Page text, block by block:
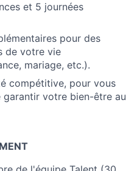
et 5 journées
pour des
de votre vie
mariage, etc.).
compétitive, pour vous
votre bien-être au